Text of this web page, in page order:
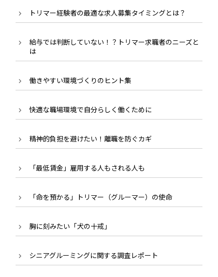
トリマー経験者の最適な求人募集タイミングとは？
給与では判断していない！？トリマー求職者のニーズと
は
働きやすい環境づくりのヒント集
快適な職場環境で自分らしく働くために
精神的負担を避けたい！離職を防ぐカギ
「最低賃金」雇用する人もされる人も
「命を預かる」トリマー（グルーマー）の使命
胸に刻みたい「犬の十戒」
シニアグルーミングに関する調査レポート